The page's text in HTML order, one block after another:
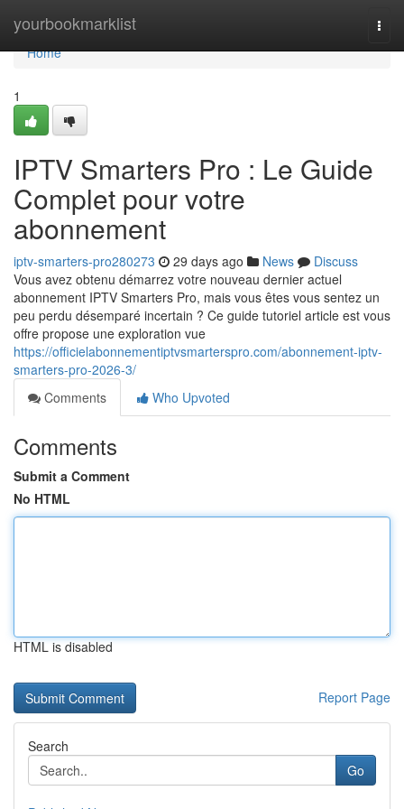
yourbookmarklist
Home
Home
1
IPTV Smarters Pro : Le Guide
Complet pour votre
abonnement
iptv-smarters-pro280273 29 days ago News
Discuss
Vous avez obtenu démarrez votre nouveau dernier actuel
abonnement IPTV Smarters Pro, mais vous êtes vous sentez un
peu perdu désemparé incertain ? Ce guide tutoriel article est vous
offre propose une exploration vue
https://officielabonnementiptvsmarterspro.com/abonnement-iptv-
smarters-pro-2026-3/
Comments
Who Upvoted
Comments
Submit a Comment
No HTML
HTML is disabled
Report Page
Search
Go